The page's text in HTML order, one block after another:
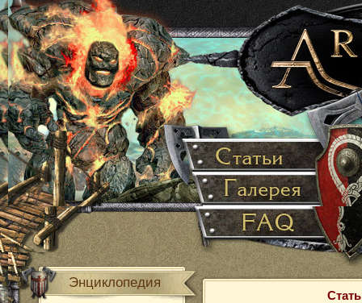
Энциклопедия